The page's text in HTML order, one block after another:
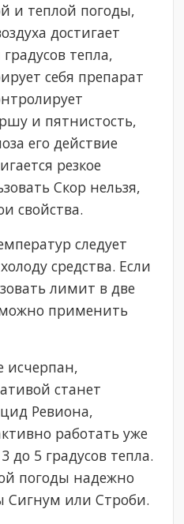
и теплой погоды,
достигает
тепла,
себя препарат
и пятнистость,
его действие
резкое
Скор нельзя,
свойства.
следует
средства. Если
лимит в две
можно применить
исчерпан,
станет
Ревиона,
работать уже
до 5 градусов тепла.
погоды надежно
Сигнум или Строби.